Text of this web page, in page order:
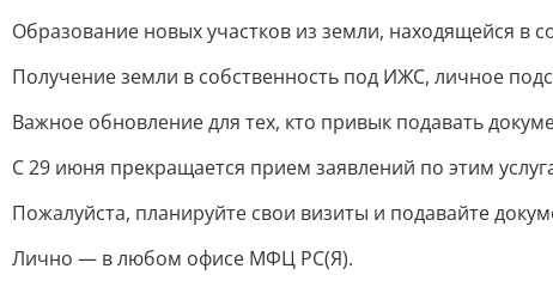
Образование новых участков из земли, находящейся в
Получение земли в собственность под ИЖС, личное
Важное обновление для тех, кто привык подавать
С 29 июня прекращается прием заявлений по этим
Пожалуйста, планируйте свои визиты и подавайте
Лично — в любом офисе МФЦ РС(Я).